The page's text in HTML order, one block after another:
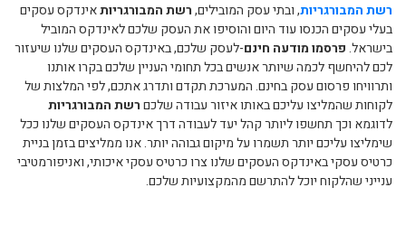
רשת המבורגריות, ובתי עסק המובילים,רשת המבורגריותאינדקס עסקים
בעלי עסקים הכנסו עוד היום והוסיפו את העסק שלכם לאינדקס המוביל
בישראל.פרסמו מודעה חינם-לעסק שלכם, באינדקס העסקים שלנו שיעזור
לכם להיחשף לכמה שיותר אנשים בכל תחומי העניין שלכם בקרו אותנו
ותרוויחו פרסום עסק בחינם. המערכת תקדם ותדרג אתכם, לפי המלצות של
לקוחות שהמליצו עליכם באותו איזור עבודה שלכםרשת המבורגריות
לדוגמא וכך תחשפו ליותר קהל יעד לעבודה דרך אינדקס העסקים שלנו ככל
שימליצו עליכם יותר תשמרו על מיקום גבוהה יותר. אנו ממליצים בזמן בניית
כרטיס עסקי באינדקס העסקים שלנו צרו כרטיס עסקי איכותי, ואניפורמטיבי
ענייני שהלקוח יוכל להתרשם מהמקצועיות שלכם.